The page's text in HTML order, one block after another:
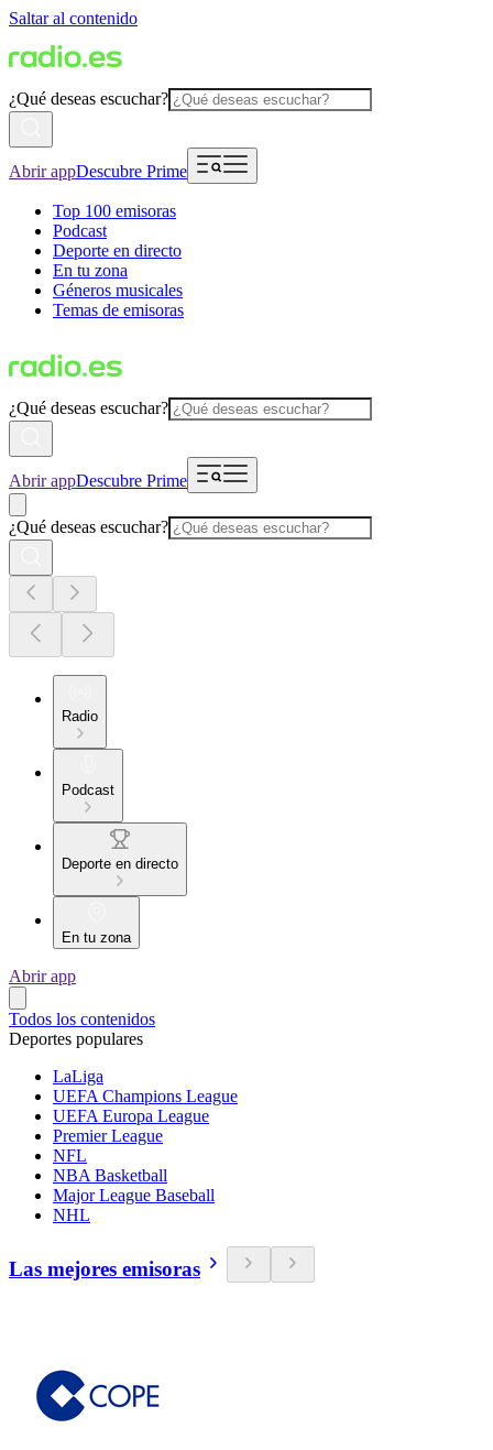
Saltar al contenido
¿Qué deseas escuchar?
Abrir appDescubre Prime
Top 100 emisoras
Podcast
Deporte en directo
En tu zona
Géneros musicales
Temas de emisoras
¿Qué deseas escuchar?
Abrir appDescubre Prime
¿Qué deseas escuchar?
Radio
Podcast
Deporte en directo
En tu zona
Abrir app
Todos los contenidos
Deportes populares
LaLiga
UEFA Champions League
UEFA Europa League
Premier League
NFL
NBA Basketball
Major League Baseball
NHL
Las mejores emisoras